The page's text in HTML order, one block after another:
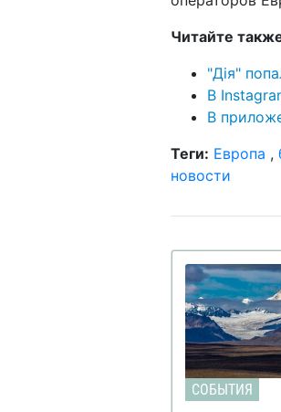
Читайте
"Дія"
В
В
Теги: Европа ,
новости
СОБЫТИЯ